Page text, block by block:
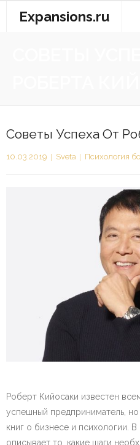
Expansions.ru
Советы Успеха От
10.03.2019 Sveta Психология
Роберт Кийосаки известен
успешный предприниматель,
книг о бизнесе и психологии.
описывает то, какие шаги